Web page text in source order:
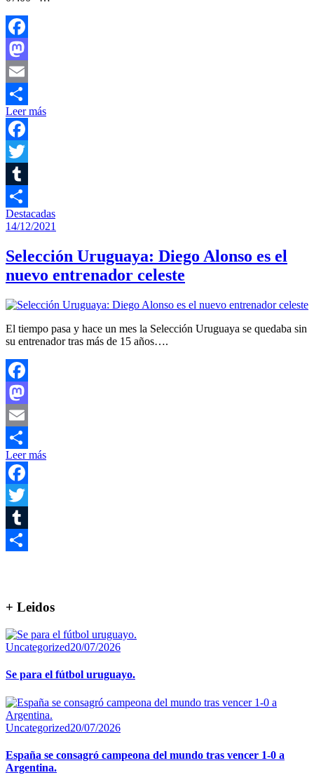
Facebook
Mastodon
Email
Compartir
Leer más
Facebook
Twitter
Tumblr
Compartir
Destacadas
14/12/2021
Selección Uruguaya: Diego Alonso es el
nuevo entrenador celeste
El tiempo pasa y hace un mes la Selección Uruguaya se quedaba sin
su entrenador tras más de 15 años….
Facebook
Mastodon
Email
Compartir
Leer más
Facebook
Twitter
Tumblr
+ Leidos
Uncategorized20/07/2026
Se para el fútbol uruguayo.
Uncategorized20/07/2026
España se consagró campeona del mundo tras vencer 1-0 a
Argentina.